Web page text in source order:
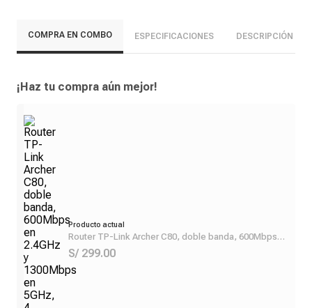
COMPRA EN COMBO ESPECIFICACIONES DESCRIPCIÓN
¡Haz tu compra aún mejor!
Producto actual
Router TP-Link Archer C80, doble banda, 600Mbps
en 2.4GHz y 1300Mbps en 5GHz, 4 antenas, 4 puertos
LAN
S/ 299.00